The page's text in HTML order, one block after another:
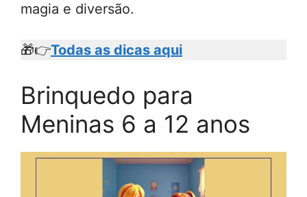
magia e diversão.
🎁👉Todas as dicas aqui
Brinquedo para
Meninas 6 a 12 anos